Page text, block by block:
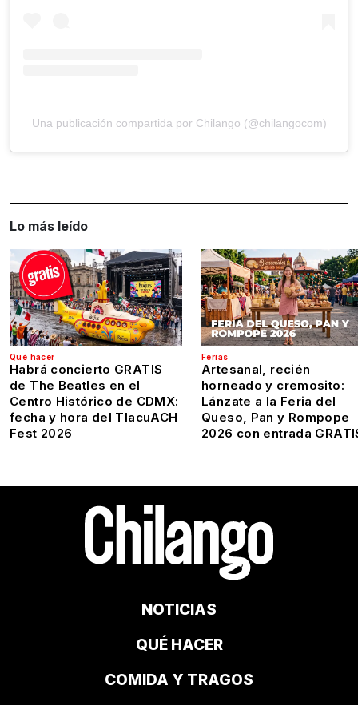
Una publicación compartida por Chilango (@chilangocom)
Lo más leído
Qué hacer
Habrá concierto GRATIS
de The Beatles en el
Centro Histórico de CDMX:
fecha y hora del TlacuACH
Fest 2026
Ferias
Artesanal, recién
horneado y cremosito:
Lánzate a la Feria del
Queso, Pan y Rompope
2026 con entrada
NOTICIAS
QUÉ HACER
COMIDA Y TRAGOS